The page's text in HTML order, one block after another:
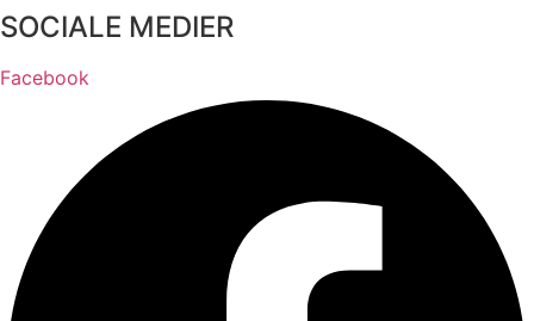
SOCIALE MEDIER
Facebook